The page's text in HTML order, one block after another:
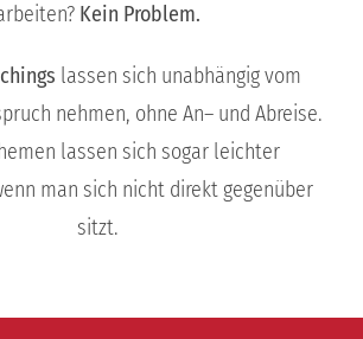
Kein Problem.
lassen sich unabhängig vom
nehmen, ohne An– und Abreise.
lassen sich sogar leichter
man sich nicht direkt gegenüber
sitzt.